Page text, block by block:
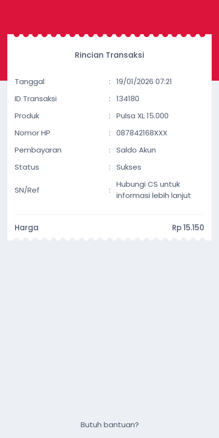
Rincian Transaksi
Tanggal :
19/01/2026 07:21
ID Transaksi
:
134180
Produk
:
Pulsa XL 15.000
Nomor HP
:
087842168XXX
Pembayaran
:
Saldo Akun
Status
: Sukses
SN/Ref :
Hubungi CS untuk
informasi lebih lanjut
Harga Rp 15.150
Butuh bantuan?